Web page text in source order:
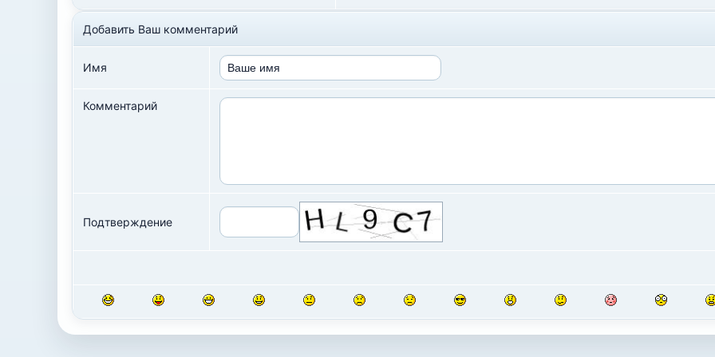
Добавить Ваш комментарий
Имя
Комментарий
Подтверждение